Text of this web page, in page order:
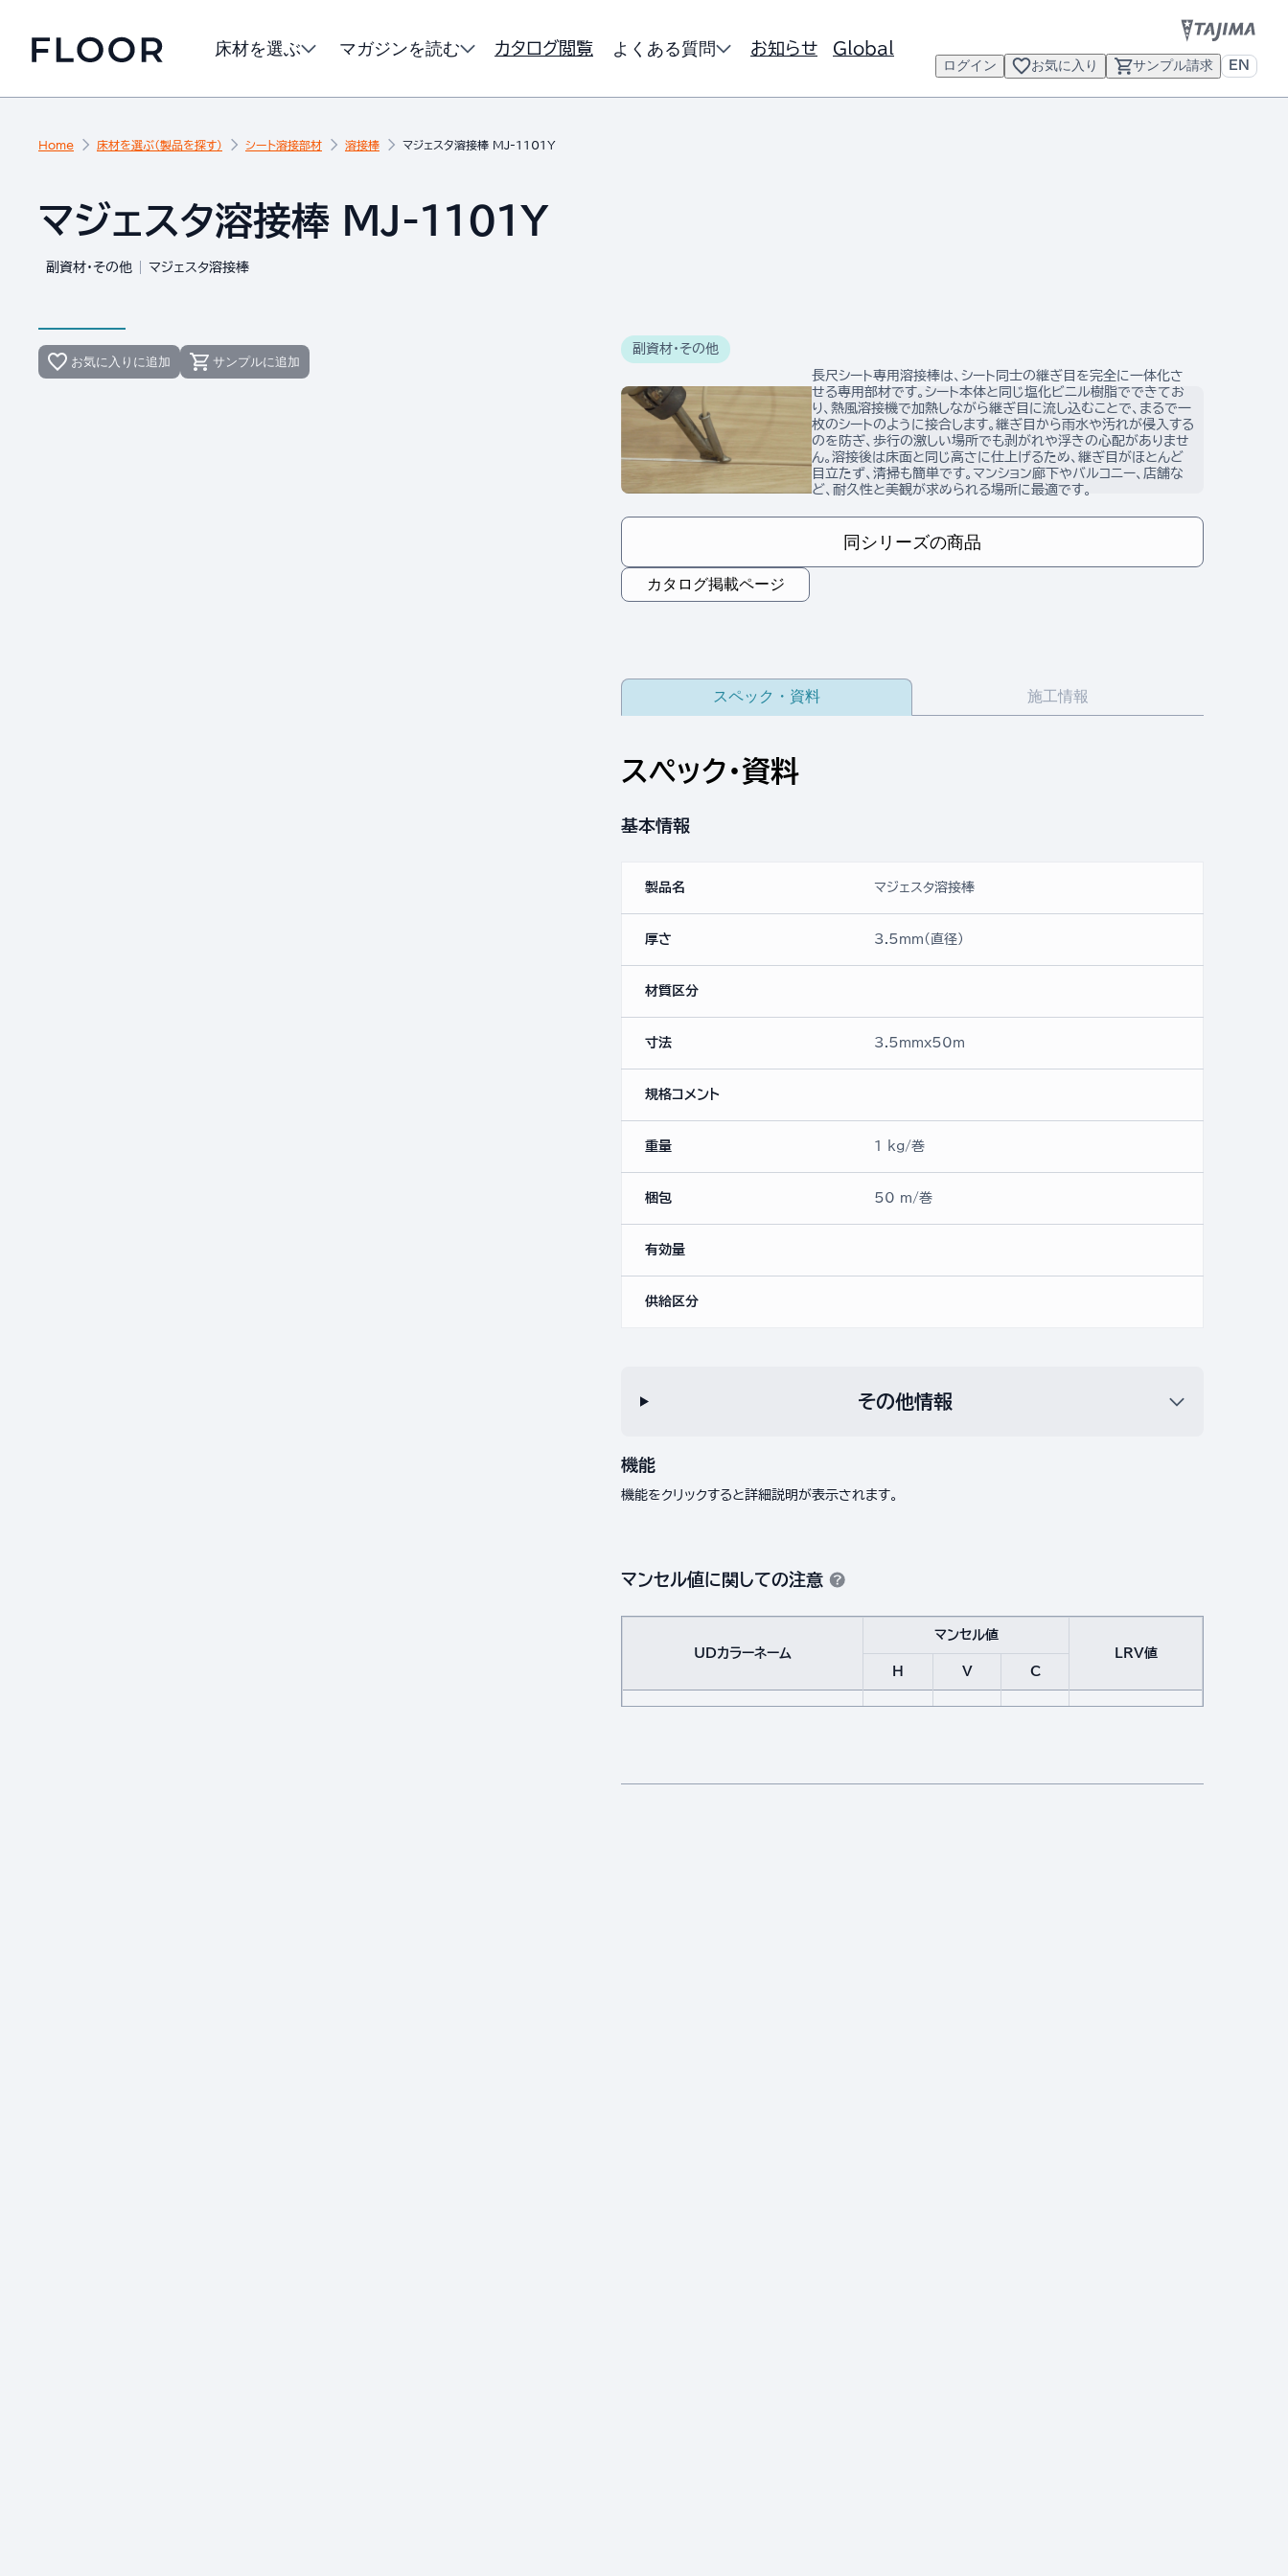
床材を選ぶ マガジンを読む カタログ閲覧 よくある質問 お知らせ Global
ログイン お気に入り サンプル請求 EN
Home 床材を選ぶ（製品を探す） シート溶接部材 溶接棒 マジェスタ溶接棒 MJ-1101Y
マジェスタ溶接棒 MJ-1101Y
副資材・その他 マジェスタ溶接棒
お気に入りに追加 サンプルに追加
副資材・その他
長尺シート専用溶接棒は、シート同士の継ぎ目を完全に一体化さ
せる専用部材です。シート本体と同じ塩化ビニル樹脂でできてお
り、熱風溶接機で加熱しながら継ぎ目に流し込むことで、まるで一
枚のシートのように接合します。継ぎ目から雨水や汚れが侵入する
のを防ぎ、歩行の激しい場所でも剥がれや浮きの心配がありませ
ん。溶接後は床面と同じ高さに仕上げるため、継ぎ目がほとんど
目立たず、清掃も簡単です。マンション廊下やバルコニー、店舗な
ど、耐久性と美観が求められる場所に最適です。
同シリーズの商品
カタログ掲載ページ
スペック・資料 施工情報
スペック・資料
基本情報
製品名 マジェスタ溶接棒
厚さ 3.5mm(直径)
材質区分
寸法 3.5mmx50ｍ
規格コメント
重量 1 kg/巻
梱包 50 m/巻
有効量
供給区分
その他情報
機能
機能をクリックすると詳細説明が表示されます。
マンセル値に関しての注意
UDカラーネーム
マンセル値
LRV値
H
V C